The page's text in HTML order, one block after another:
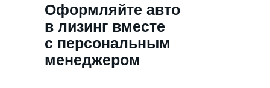
Оформляйте авто
в лизинг вместе
с персональным
менеджером